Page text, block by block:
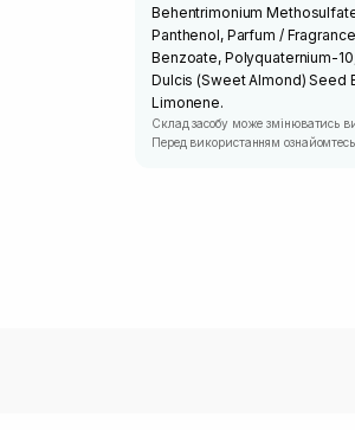
Behentrimonium
Panthenol, Parfum /
Benzoate, Polyquaternium-
Dulcis (Sweet Almond) Seed
Limonene.
Склад засобу може змінюватись
Перед використанням